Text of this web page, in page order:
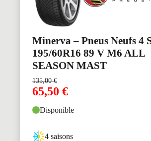
Minerva – Pneus Neufs 4
195/60R16 89 V M6 ALL
SEASON MAST
135,00€
65,50 €
Disponible
4 saisons